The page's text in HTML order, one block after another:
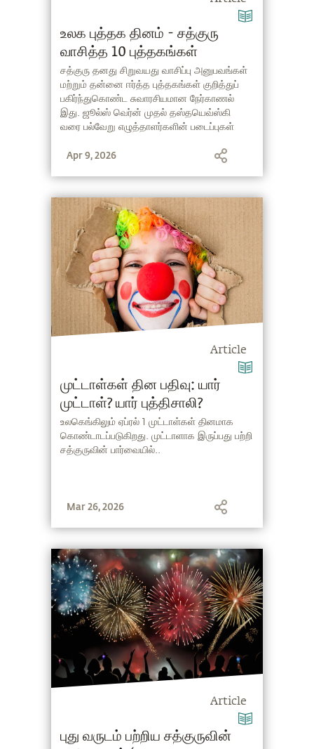
உலக புத்தக தினம் - சத்குரு
வாசித்த 10 புத்தகங்கள்
சத்குரு தனது சிறுவயது வாசிப்பு அனுபவங்கள்
மற்றும் தன்னை ஈர்த்த புத்தகங்கள் குறித்துப்
பகிர்ந்துகொண்ட சுவாரசியமான நேர்காணல்
இது. ஜூல்ஸ் வெர்ன் முதல் தஸ்தயெவ்ஸ்கி
வரை பல்வேறு எழுத்தாளர்களின் படைப்புகள்
செதுக்கின என்பதை இதில் விவரிக்கிறார்.
உணர்ந்துவிட முடியும் என்பதை உணர்த்துகிறது
இந்த நேர்காணல்.
Apr 9, 2026
Article
முட்டாள்கள் தின பதிவு: யார்
முட்டாள்? யார் புத்திசாலி?
உலகெங்கிலும் ஏப்ரல் 1 முட்டாள்கள் தினமாக
கொண்டாடப்படுகிறது. முட்டாளாக இருப்பது பற்றி
சத்குருவின் பார்வையில்..
Mar 26, 2026
Article
புது வருடம் பற்றிய சத்குருவின்